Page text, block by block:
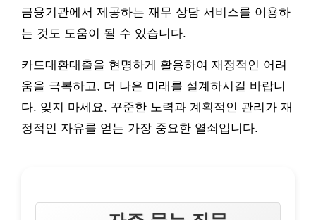
금융기관에서 제공하는 재무 상담 서비스를 이용하
는 것도 도움이 될 수 있습니다.
카드대환대출을 현명하게 활용하여 재정적인 어려
움을 극복하고, 더 나은 미래를 설계하시길 바랍니
다. 잊지 마세요, 꾸준한 노력과 계획적인 관리가 재
정적인 자유를 얻는 가장 중요한 열쇠입니다.